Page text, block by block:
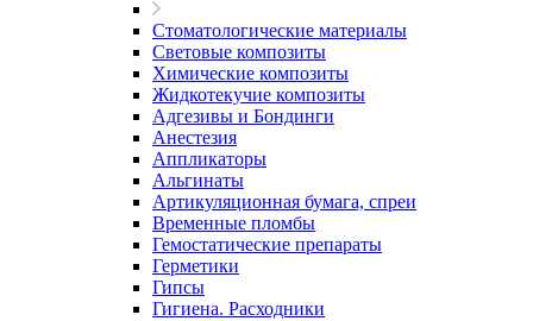
Стоматологические материалы
Световые композиты
Химические композиты
Жидкотекучие композиты
Адгезивы и Бондинги
Анестезия
Аппликаторы
Альгинаты
Артикуляционная бумага, спреи
Временные пломбы
Гемостатические препараты
Герметики
Гипсы
Гигиена. Расходники